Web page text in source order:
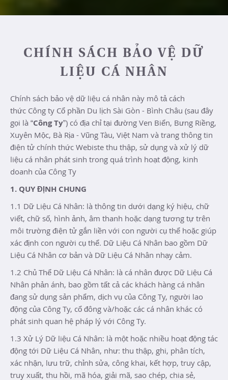
CHÍNH SÁCH BẢO VỆ DỮ
LIỆU CÁ NHÂN
Chính sách bảo vệ dữ liệu cá nhân này mô tả cách
thức Công ty Cổ phần Du lịch Sài Gòn - Bình Châu (sau đây
gọi là “Công Ty”) có địa chỉ tại đường Ven Biển, Bưng Riềng,
Xuyên Mộc, Bà Rịa - Vũng Tàu, Việt Nam và trang thông tin
điện tử chính thức Webiste thu thập, sử dụng và xử lý dữ
liệu cá nhân phát sinh trong quá trình hoạt động, kinh
doanh của Công Ty
1. QUY ĐỊNH CHUNG
1.1 Dữ Liệu Cá Nhân: là thông tin dưới dạng ký hiệu, chữ
viết, chữ số, hình ảnh, âm thanh hoặc dạng tương tự trên
môi trường điện tử gắn liền với con người cụ thể hoặc giúp
xác định con người cụ thể. Dữ Liệu Cá Nhân bao gồm Dữ
Liệu Cá Nhân cơ bản và Dữ Liệu Cá Nhân nhạy cảm.
1.2 Chủ Thể Dữ Liệu Cá Nhân: là cá nhân được Dữ Liệu Cá
Nhân phản ánh, bao gồm tất cả các khách hàng cá nhân
đang sử dụng sản phẩm, dịch vụ của Công Ty, người lao
động của Công Ty, cổ đông và/hoặc các cá nhân khác có
phát sinh quan hệ pháp lý với Công Ty.
1.3 Xử Lý Dữ liệu Cá Nhân: là một hoặc nhiều hoạt động tác
động tới Dữ Liệu Cá Nhân, như: thu thập, ghi, phân tích,
xác nhận, lưu trữ, chỉnh sửa, công khai, kết hợp, truy cập,
truy xuất, thu hồi, mã hóa, giải mã, sao chép, chia sẻ,